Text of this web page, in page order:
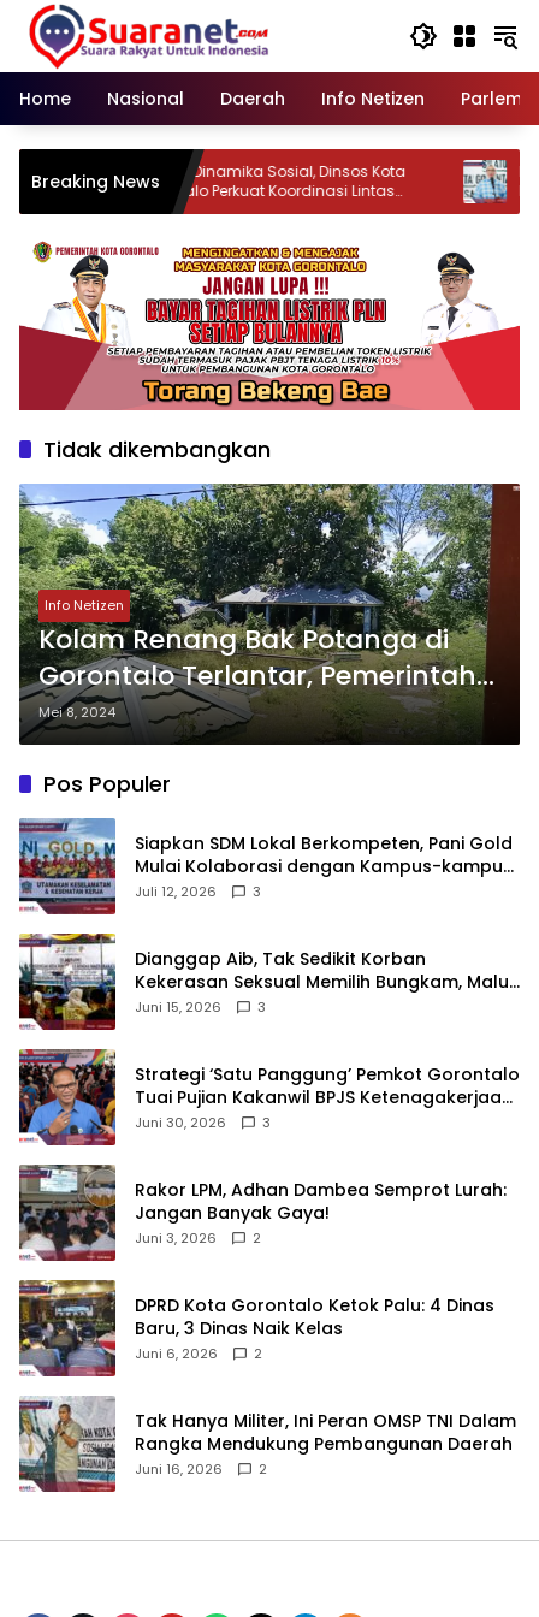
Langsung
konten
Home
Nasional Daerah Info Netizen
Breaking NewsHadapi Dinamika Sosial, Dinsos Kota
Gorontalo Perkuat Koordinasi Lintas
Sektor
Tidak dikembangkan
Info Netizen
Kolam Renang Bak Potanga di
Gorontalo Terlantar, Pemerintah
Didesak Bertindak
Mei 8, 2024
Pos Populer
‎Siapkan SDM Lokal Berkompeten, Pani Gold
Mulai Kolaborasi dengan Kampus-kampus
di Gorontalo
Juli 12, 2026 3
‎Dianggap Aib, Tak Sedikit Korban
Kekerasan Seksual Memilih Bungkam, Malu
untuk Melapor!‎
Juni 15, 2026 3
Strategi ‘Satu Panggung’ Pemkot Gorontalo
Tuai Pujian Kakanwil BPJS Ketenagakerjaan
Sulama‎‎
Juni 30, 2026 3
‎Rakor LPM, Adhan Dambea Semprot Lurah:
Jangan Banyak Gaya!‎
Juni 3, 2026 2
‎DPRD Kota Gorontalo Ketok Palu: 4 Dinas
Baru, 3 Dinas Naik Kelas
Juni 6, 2026 2
‎Tak Hanya Militer, Ini Peran OMSP TNI Dalam
Rangka Mendukung Pembangunan Daerah
Juni 16, 2026 2